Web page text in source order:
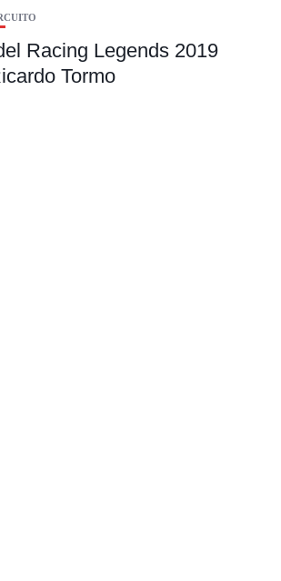
Racing Legends 2019
Tormo